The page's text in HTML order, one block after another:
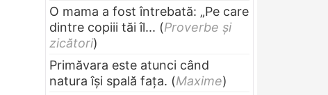
O mama a fost întrebată: „Pe care
dintre copiii tăi îl... (Proverbe și
zicători)
Primăvara este atunci când
natura își spală fața. (Maxime)